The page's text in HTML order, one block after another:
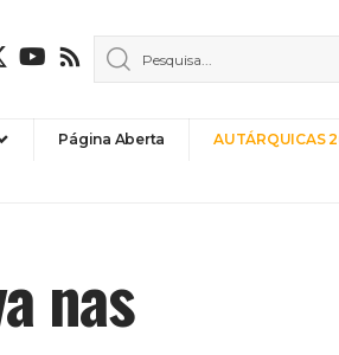
Página Aberta AUTÁRQUICAS
nas